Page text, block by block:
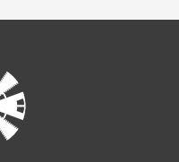
等荣誉称号。主持和参与了中国
工作，围绕课题开展了大量的理
以模拟低真空复杂工况的系统平
此次会议并成功当选河南省第十
日上午，盾构及掘进技术国家
省第十五次代表大会精神暨“学党
在集团公司团委和实验室党政的
彻党的十九大精神、党的十九届
牢记使命，发挥青年智慧与活
刚，各部室职工代表和劳务学生
，发展和谐稳定的劳动关系，
室工会工委、行政代表和职工代
工参会。大会传达了中铁隧道局
面总结了盾构及掘进技术国家重
的新形势，安排部署了2022年